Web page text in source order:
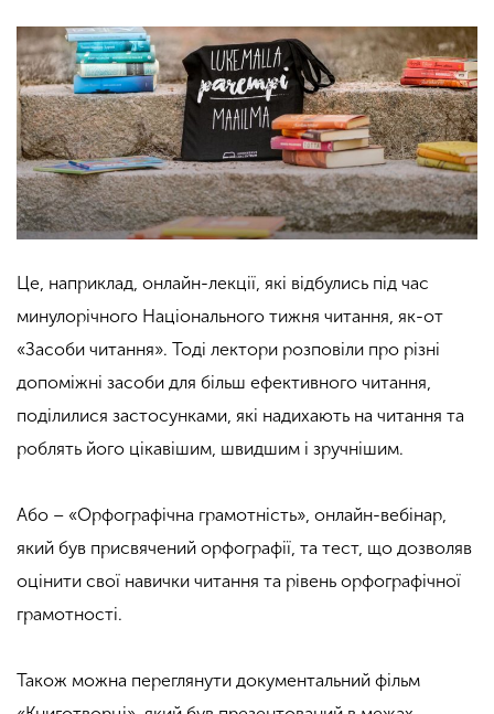
Це, наприклад, онлайн-лекції, які відбулись під час
минулорічного Національного тижня читання, як-от
«Засоби читання». Тоді лектори розповіли про різні
допоміжні засоби для більш ефективного читання,
поділилися застосунками, які надихають на читання та
роблять його цікавішим, швидшим і зручнішим.
Або – «Орфографічна грамотність», онлайн-вебінар,
який був присвячений орфографії, та тест, що дозволяв
оцінити свої навички читання та рівень орфографічної
грамотності.
Також можна переглянути документальний фільм